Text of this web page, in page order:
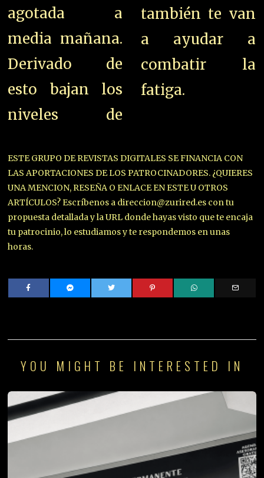
agotada a
media mañana.
Derivado de
esto bajan los
niveles de
también te van
a ayudar a
combatir la
fatiga.
ESTE GRUPO DE REVISTAS DIGITALES SE FINANCIA CON
LAS APORTACIONES DE LOS PATROCINADORES. ¿QUIERES
UNA MENCION, RESEÑA O ENLACE EN ESTE U OTROS
ARTÍCULOS? Escríbenos a direccion@zurired.es con tu
propuesta detallada y la URL donde hayas visto que te encaja
tu patrocinio, lo estudiamos y te respondemos en unas
horas.
YOU MIGHT BE INTERESTED IN